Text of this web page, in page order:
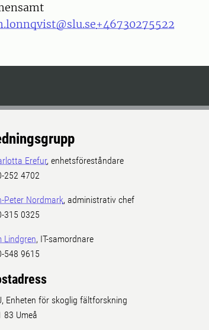
+46730275522
Erefur, enhetsföreståndare
252 4702
Peter Nordmark, administrativ chef
315 0325
Lindgren, IT-samordnare
548 9615
Enheten för skoglig fältforskning
83 Umeå